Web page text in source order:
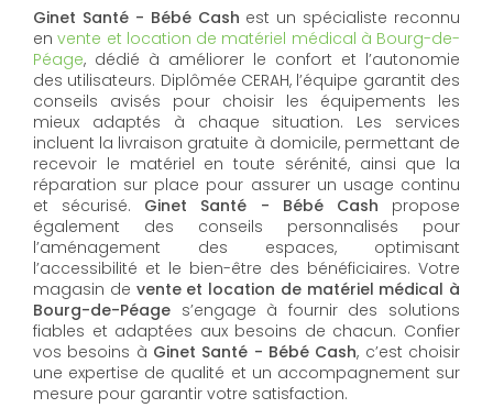
Ginet Santé - Bébé Cash est un spécialiste reconnu
envente et location de matériel médical à Bourg-de-
Péage, dédié à améliorer le confort et l’autonomie
des utilisateurs. Diplômée CERAH, l’équipe garantit des
conseils avisés pour choisir les équipements les
mieux adaptés à chaque situation. Les services
incluent la livraison gratuite à domicile, permettant de
recevoir le matériel en toute sérénité, ainsi que la
réparation sur place pour assurer un usage continu
et sécurisé. Ginet Santé - Bébé Cash propose
également des conseils personnalisés pour
l’aménagement des espaces, optimisant
l’accessibilité et le bien-être des bénéficiaires. Votre
magasin de vente et location de matériel médical à
Bourg-de-Péage s’engage à fournir des solutions
fiables et adaptées aux besoins de chacun. Confier
vos besoins à Ginet Santé - Bébé Cash, c’est choisir
une expertise de qualité et un accompagnement sur
mesure pour garantir votre satisfaction.